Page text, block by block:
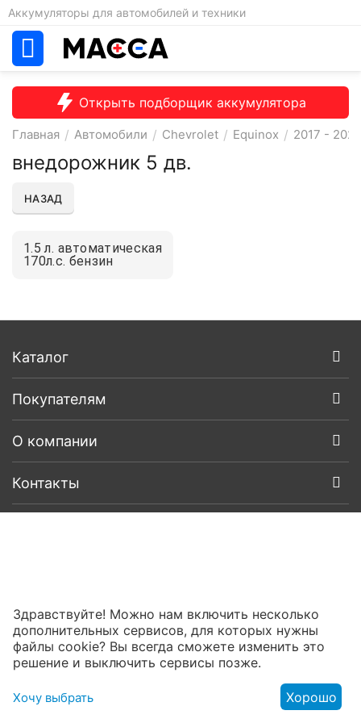
Аккумуляторы для автомобилей и техники
Открыть подборщик аккумулятора
Главная / Автомобили / Chevrolet / Equinox / 2017 -
внедорожник 5 дв.
НАЗАД
1.5 л. автоматическая
170л.с. бензин
Каталог
Покупателям
О компании
Контакты
Здравствуйте! Можно нам включить несколько
дополнительных сервисов, для которых нужны
файлы cookie? Вы всегда сможете изменить это
решение и выключить сервисы позже.
Хочу выбрать Хорошо